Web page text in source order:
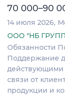
70 000–90
14 июля 2026
ООО "НБ
Обязанности
Поддержание
действующими
связи от
продукции и